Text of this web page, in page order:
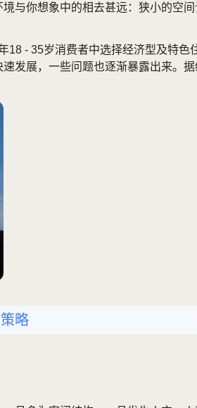
与你想象中的相去甚远：狭小的
- 35岁消费者中选择经济型及特
发展，一些问题也逐渐暴露出来。
略